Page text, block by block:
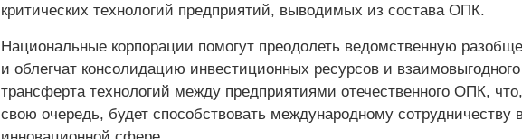
критических технологий предприятий, выводимых из состава ОПК.
Национальные корпорации помогут преодолеть ведомственную
и облегчат консолидацию инвестиционных ресурсов и взаимовыгодного
трансферта технологий между предприятиями отечественного ОПК,
свою очередь, будет способствовать международному сотрудничеству